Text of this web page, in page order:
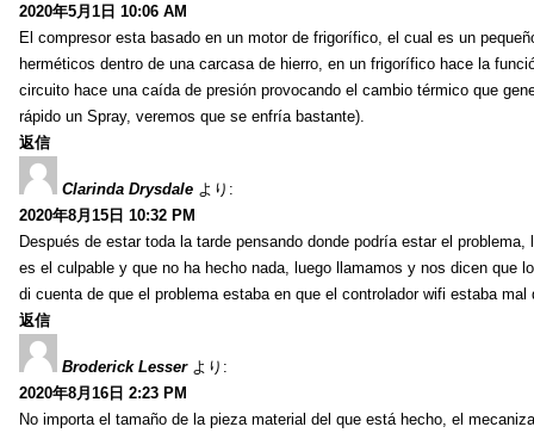
2020年5月1日 10:06 AM
El compresor esta basado en un motor de frigorífico, el cual es un
herméticos dentro de una carcasa de hierro, en un frigorífico hace la
circuito hace una caída de presión provocando el cambio térmico que
rápido un Spray, veremos que se enfría bastante).
返信
Clarinda Drysdale より:
2020年8月15日 10:32 PM
Después de estar toda la tarde pensando donde podría estar el
es el culpable y que no ha hecho nada, luego llamamos y nos dicen que
di cuenta de que el problema estaba en que el controlador wifi estaba mal
返信
Broderick Lesser より:
2020年8月16日 2:23 PM
No importa el tamaño de la pieza material del que está hecho, el